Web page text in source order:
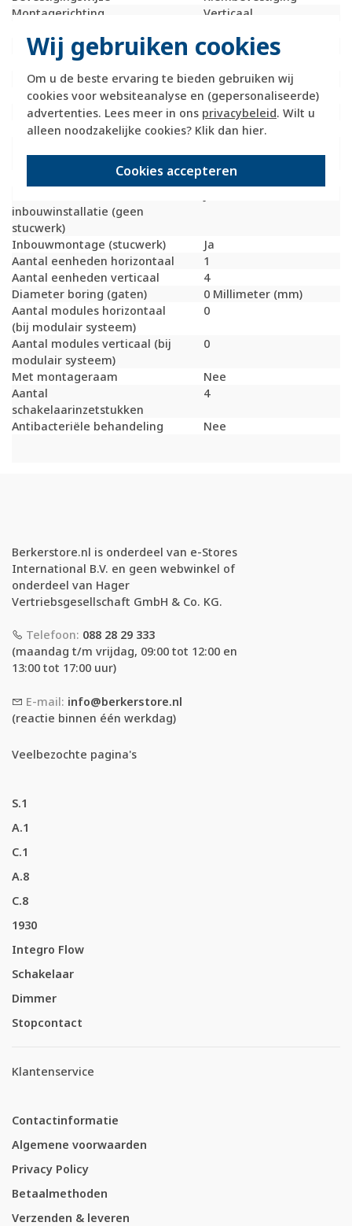
Wij gebruiken cookies
Om u de beste ervaring te bieden gebruiken wij
cookies voor websiteanalyse en (gepersonaliseerde)
advertenties. Lees meer in ons privacybeleid. Wilt u
alleen noodzakelijke cookies? Klik dan hier.
Cookies accepteren
Montagerichting
Verticaal
Slagvastheid
IK02
Beschermingsgraad (IP)
Geschikt voor vloerpot
Nee
Transparant
Nee
Uitvoering oppervlakte
Glanzend
Geschikt voor wandgoot
Ja
Bondige uitvoering
Nee
inbouwinstallatie (geen
stucwerk)
Inbouwmontage (stucwerk)
Ja
Aantal eenheden horizontaal
1
Aantal eenheden verticaal
4
Diameter boring (gaten)
0 Millimeter (mm)
Aantal modules horizontaal
(bij modulair systeem)
0
Aantal modules verticaal (bij
modulair systeem)
0
Met montageraam
Nee
Aantal
schakelaarinzetstukken
4
Antibacteriële behandeling Nee
Berkerstore.nl is onderdeel van e-Stores
International B.V. en geen webwinkel of
onderdeel van Hager
Vertriebsgesellschaft GmbH & Co. KG.
Telefoon: 088 28 29 333
(maandag t/m vrijdag, 09:00 tot 12:00 en
13:00 tot 17:00 uur)
E-mail: info@berkerstore.nl
(reactie binnen één werkdag)
Veelbezochte pagina's
S.1
A.1
C.1
A.8
C.8
1930
Integro Flow
Schakelaar
Dimmer
Stopcontact
Klantenservice
Contactinformatie
Algemene voorwaarden
Privacy Policy
Betaalmethoden
Verzenden & leveren